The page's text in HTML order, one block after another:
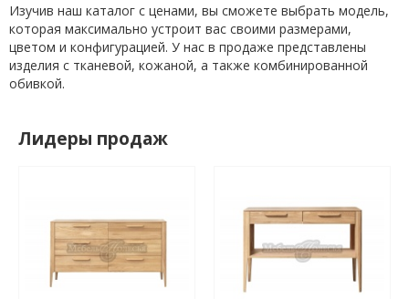
Изучив наш каталог с ценами, вы сможете выбрать модель,
которая максимально устроит вас своими размерами,
цветом и конфигурацией. У нас в продаже представлены
изделия с тканевой, кожаной, а также комбинированной
обивкой.
Лидеры продаж